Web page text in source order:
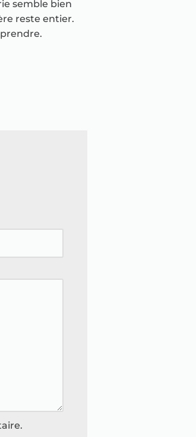
semble bien
reste entier.